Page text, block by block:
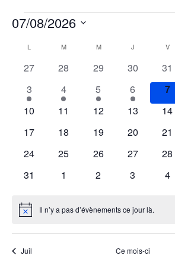
07/08/2026
date.
Calendrier
de
Évènements
L M M J V
0
27
0
28
0
29
0
30
0
31
1
évènement
3
1
évènement
4
1
évènement
5
1
6
0
7
0
10
0
11
0
12
0
13
0
14
0
17
0
18
0
19
0
20
0
21
0
24
0
25
0
26
0
27
0
28
0
31
0
1
0
2
0
3
0
4
Notice Il n’y a pas d’évènements ce jour là.
Juil Ce mois-ci